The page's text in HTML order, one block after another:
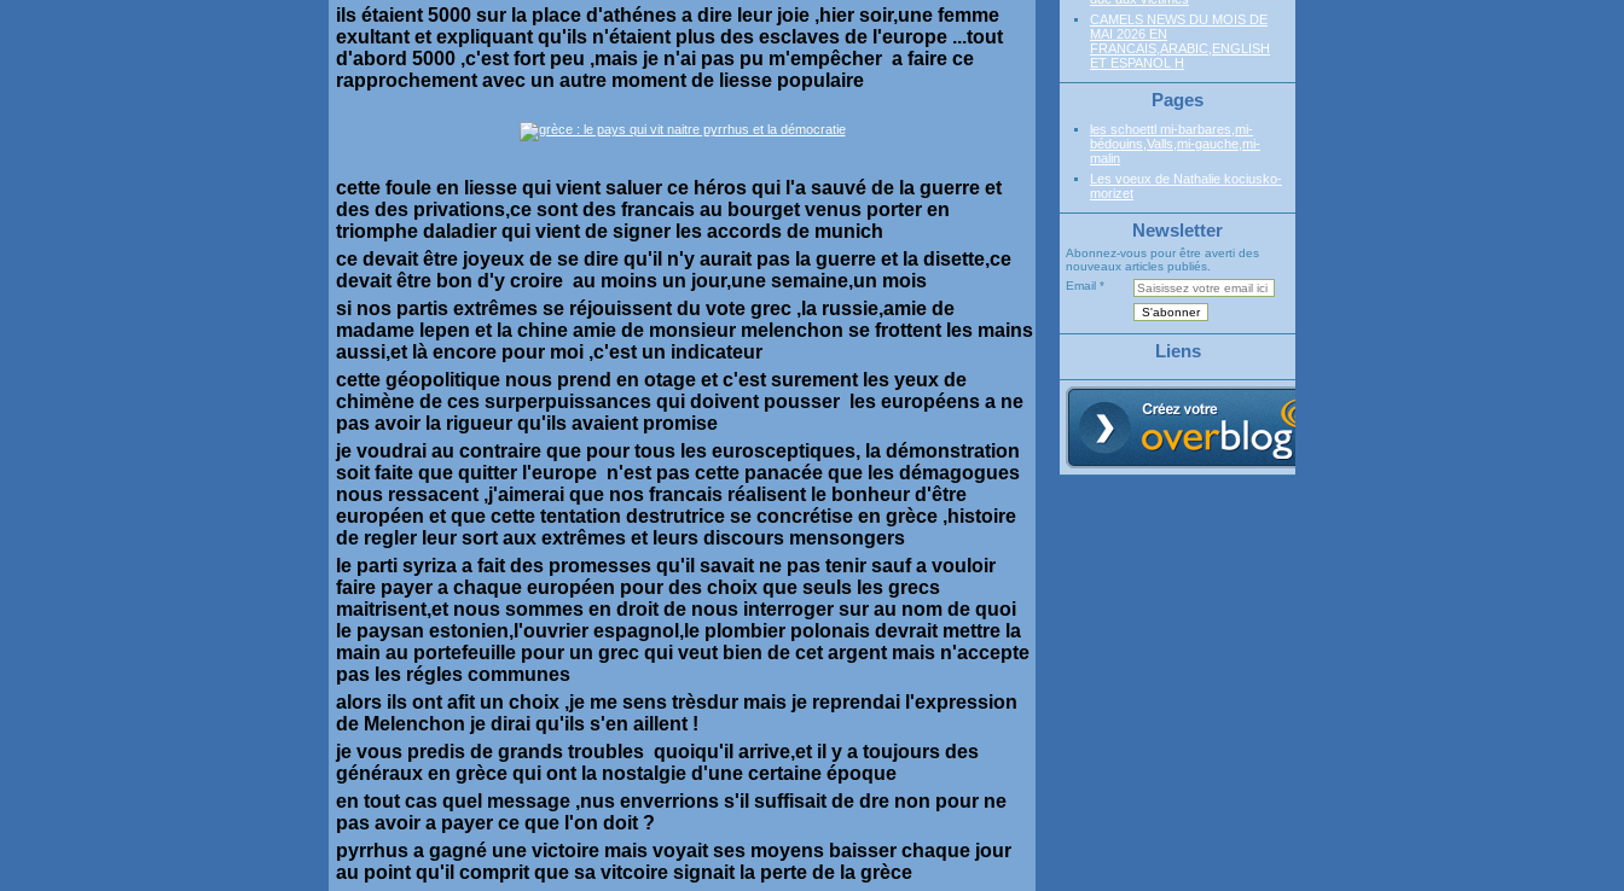
ils étaient 5000 sur la place d'athénes a dire leur joie ,hier soir,une femme
exultant et expliquant qu'ils n'étaient plus des esclaves de l'europe ...tout
d'abord 5000 ,c'est fort peu ,mais je n'ai pas pu m'empêcher a faire ce
rapprochement avec un autre moment de liesse populaire
cette foule en liesse qui vient saluer ce héros qui l'a sauvé de la guerre et
des des privations,ce sont des francais au bourget venus porter en
triomphe daladier qui vient de signer les accords de munich
ce devait être joyeux de se dire qu'il n'y aurait pas la guerre et la disette,ce
devait être bon d'y croire au moins un jour,une semaine,un mois
si nos partis extrêmes se réjouissent du vote grec ,la russie,amie de
madame lepen et la chine amie de monsieur melenchon se frottent les mains
aussi,et là encore pour moi ,c'est un indicateur
cette géopolitique nous prend en otage et c'est surement les yeux de
chimène de ces surperpuissances qui doivent pousser les européens a ne
pas avoir la rigueur qu'ils avaient promise
je voudrai au contraire que pour tous les eurosceptiques, la démonstration
soit faite que quitter l'europe n'est pas cette panacée que les démagogues
nous ressacent ,j'aimerai que nos francais réalisent le bonheur d'être
européen et que cette tentation destrutrice se concrétise en grèce ,histoire
de regler leur sort aux extrêmes et leurs discours mensongers
le parti syriza a fait des promesses qu'il savait ne pas tenir sauf a vouloir
faire payer a chaque européen pour des choix que seuls les grecs
maitrisent,et nous sommes en droit de nous interroger sur au nom de quoi
le paysan estonien,l'ouvrier espagnol,le plombier polonais devrait mettre la
main au portefeuille pour un grec qui veut bien de cet argent mais n'accepte
pas les régles communes
alors ils ont afit un choix ,je me sens trèsdur mais je reprendai l'expression
de Melenchon je dirai qu'ils s'en aillent !
je vous predis de grands troubles quoiqu'il arrive,et il y a toujours des
généraux en grèce qui ont la nostalgie d'une certaine époque
en tout cas quel message ,nus enverrions s'il suffisait de dre non pour ne
pas avoir a payer ce que l'on doit ?
pyrrhus a gagné une victoire mais voyait ses moyens baisser chaque jour
au point qu'il comprit que sa vitcoire signait la perte de la grèce
CAMELS NEWS DU MOIS DE
MAI 2026 EN
FRANCAIS,ARABIC,ENGLISH
ET ESPANOL H
Pages
les schoettl mi-barbares,mi-
bédouins,Valls,mi-gauche,mi-
malin
Les voeux de Nathalie kociusko-
morizet
Newsletter
Abonnez-vous pour être averti des
nouveaux articles publiés.
Email
Liens